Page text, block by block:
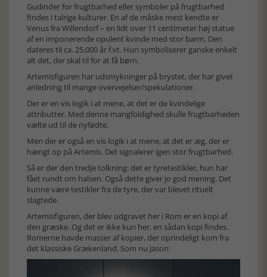
Gudinder for frugtbarhed eller symboler på frugtbarhed
findes i talrige kulturer. En af de måske mest kendte er
Venus fra Willendorf – en lidt over 11 centimeter høj statue
af en imponerende opulent kvinde med stor barm. Den
dateres til ca. 25.000 år f.vt. Hun symboliserer ganske enkelt
alt det, der skal til for at få børn.
Artemisfiguren har udsmykninger på brystet, der har givet
anledning til mange overvejelser/spekulationer.
Der er en vis logik i at mene, at det er de kvindelige
attributter. Med denne mangfoldighed skulle frugtbarheden
vælte ud til de nyfødte.
Men der er også en vis logik i at mene, at det er æg, der er
hængt op på Artemis. Det signalerer igen stor frugtbarhed.
Så er der den tredje tolkning: det er tyretestikler, hun har
fået rundt om halsen. Også dette giver jo god mening. Det
kunne være testikler fra de tyre, der var blevet rituelt
slagtede.
Artemisfiguren, der blev udgravet her i Rom er en kopi af
den græske. Og det er ikke kun her, en sådan kopi findes.
Romerne havde masser af kopier, der oprindeligt kom fra
det klassiske Grækenland. Som nu Jason: